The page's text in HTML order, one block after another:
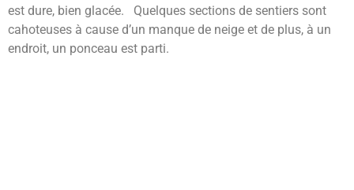
est dure, bien glacée. Quelques sections de sentiers sont
cahoteuses à cause d’un manque de neige et de plus, à un
endroit, un ponceau est parti.